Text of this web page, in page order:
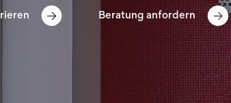
Beratung anfordern